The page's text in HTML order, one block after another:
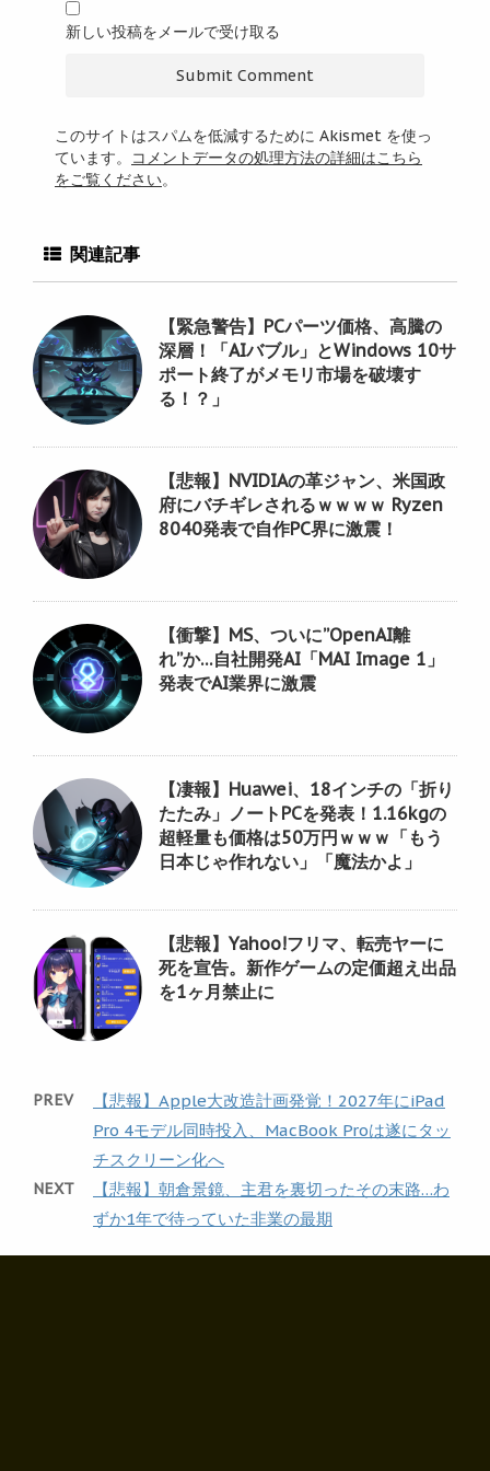
新しい投稿をメールで受け取る
このサイトはスパムを低減するために Akismet を使っ
ています。
コメントデータの処理方法の詳細はこちら
をご覧ください。
関連記事
【緊急警告】PCパーツ価格、高騰の
深層！「AIバブル」とWindows 10サ
ポート終了がメモリ市場を破壊す
る！？」
【悲報】NVIDIAの革ジャン、米国政
府にバチギレされるｗｗｗｗ Ryzen
8040発表で自作PC界に激震！
【衝撃】MS、ついに”OpenAI離
れ”か…自社開発AI「MAI Image 1」
発表でAI業界に激震
【凄報】Huawei、18インチの「折り
たたみ」ノートPCを発表！1.16kgの
超軽量も価格は50万円ｗｗｗ「もう
日本じゃ作れない」「魔法かよ」
【悲報】Yahoo!フリマ、転売ヤーに
死を宣告。新作ゲームの定価超え出品
を1ヶ月禁止に
PREV
【悲報】Apple大改造計画発覚！2027年にiPad
Pro 4モデル同時投入、MacBook Proは遂にタッ
チスクリーン化へ
NEXT
【悲報】朝倉景鏡、主君を裏切ったその末路…わ
ずか1年で待っていた非業の最期